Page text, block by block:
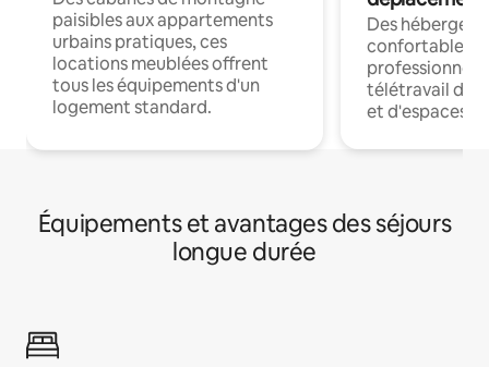
paisibles aux appartements
urbains pratiques, ces
locations meublées offrent
tous les équipements d'un
logement standard.
Des
confortables
professionnels
télétravail
et d'espaces
Équipements et avantages des séjours
longue durée